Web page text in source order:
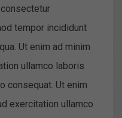
tempor incididunt
Ut enim ad minim
ullamco laboris
consequat. Ut enim
exercitation ullamco